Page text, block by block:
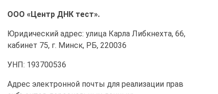
ООО «Центр ДНК тест».
Юридический адрес: улица Карла Либкнехта, 66,
кабинет 75, г. Минск, РБ, 220036
УНП: 193700536
Адрес электронной почты для реализации прав